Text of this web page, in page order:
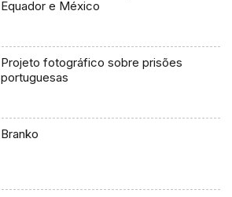
Equador e México
Projeto fotográfico sobre prisões
portuguesas
Branko